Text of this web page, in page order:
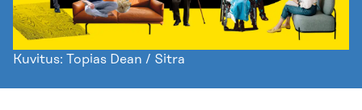
Kuvitus: Topias Dean / Sitra